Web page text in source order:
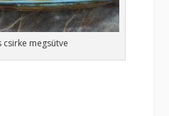
csirke megsütve